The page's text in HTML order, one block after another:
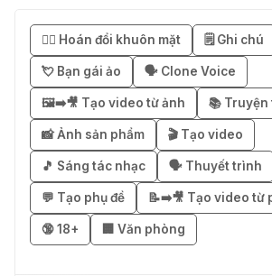
Business miễn phí
03 Thg 08 2026
🎁 Mẹo nhận 1 tháng
miễn phí bằng VPN
02 Thg 08 2026
֎ Cách nhận ChatGPT
miễn phí
😶‍🌫️ Hoán đổi khuôn mặt 🗒️ Ghi chú
💘 Bạn gái ảo 🗣️ Clone Voice
🖼️➡️🎥 Tạo video từ ảnh 📚
📸 Ảnh sản phẩm 🎬 Tạo video
🎵 Sáng tác nhạc 🗣️ Thuyết trình
💬 Tạo phụ đề 📝➡️🎥 Tạo video từ
🔞 18+ 🏢 Văn phòng